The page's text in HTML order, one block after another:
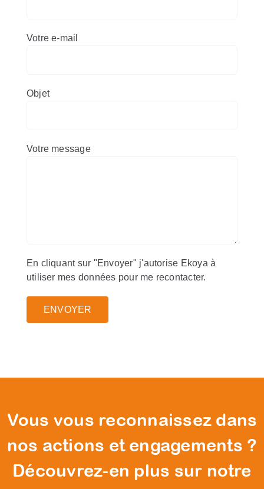
Votre e-mail
Objet
Votre message
En cliquant sur "Envoyer" j'autorise Ekoya à
utiliser mes données pour me recontacter.
Vous vous reconnaissez dans
nos actions et engagements ?
Découvrez-en plus sur notre